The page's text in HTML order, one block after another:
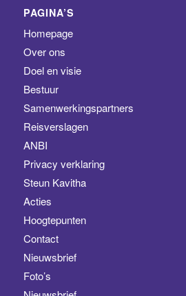
PAGINA’S
Homepage
Over ons
Doel en visie
Bestuur
Samenwerkingspartners
Reisverslagen
ANBI
Privacy verklaring
Steun Kavitha
Acties
Hoogtepunten
Contact
Nieuwsbrief
Foto’s